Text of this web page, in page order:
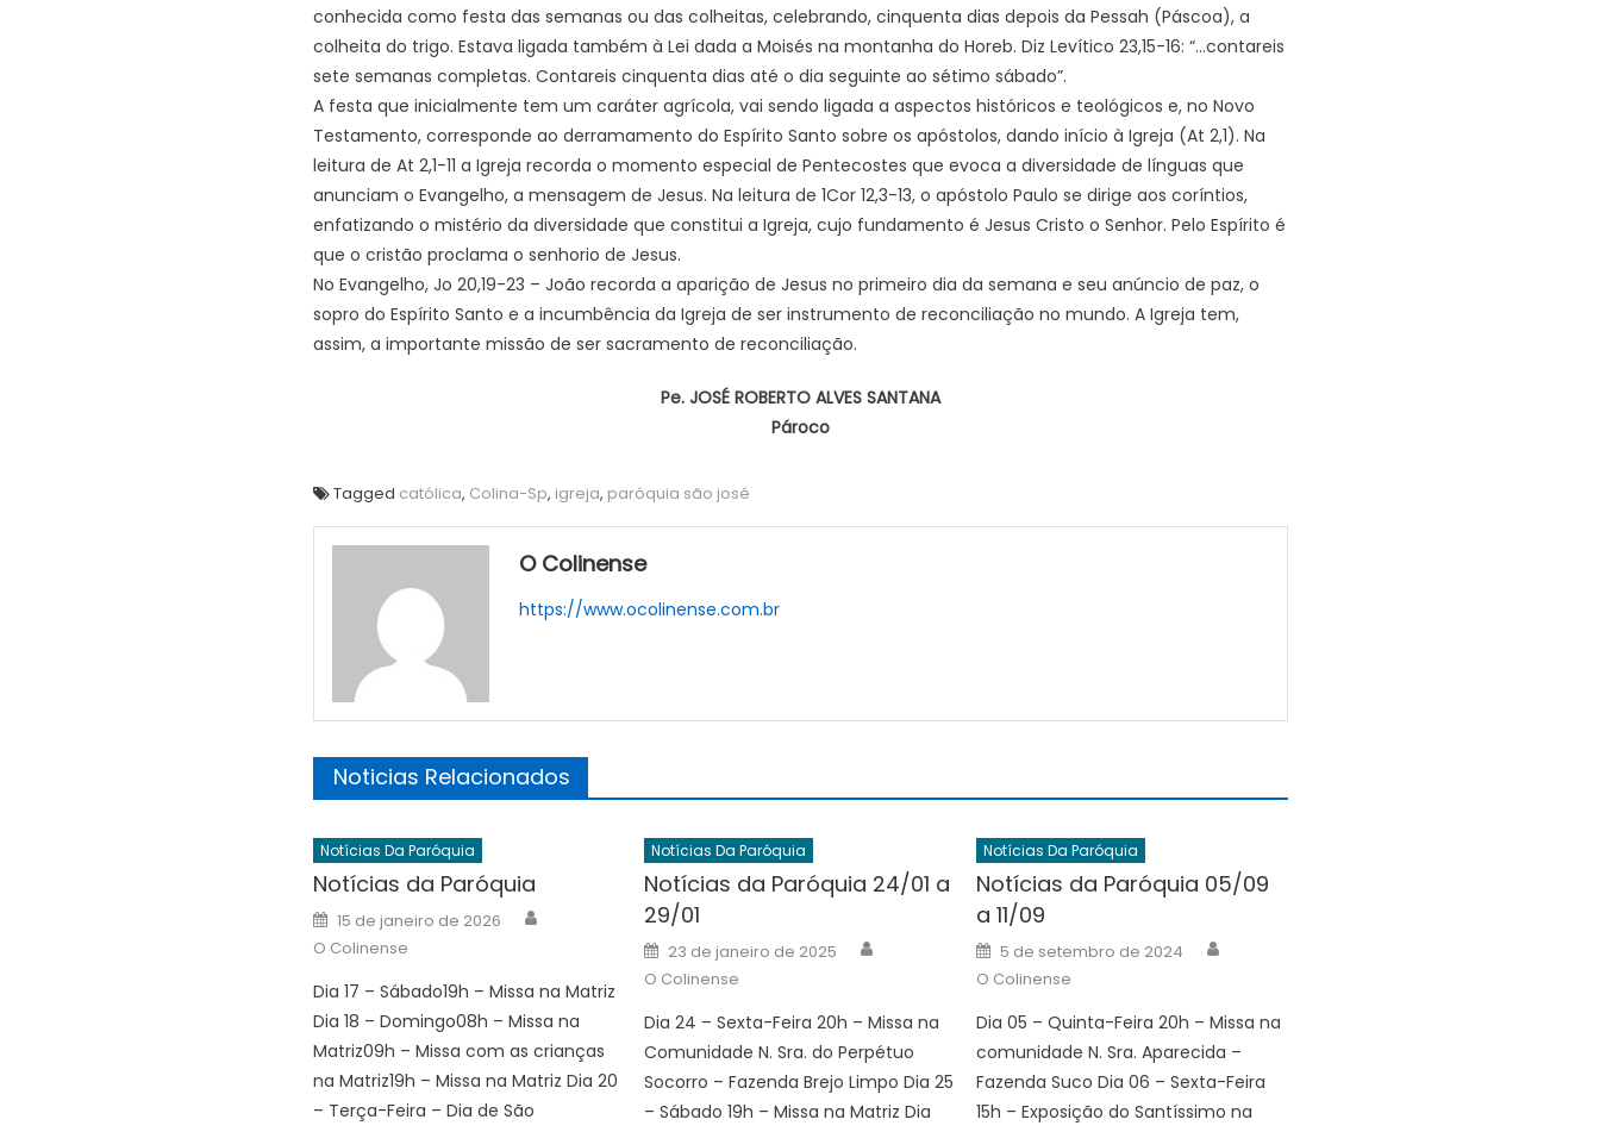
conhecida como festa das semanas ou das colheitas, celebrando, cinquenta dias depois da Pessah (Páscoa), a
colheita do trigo. Estava ligada também à Lei dada a Moisés na montanha do Horeb. Diz Levítico 23,15-16: “…contareis
sete semanas completas. Contareis cinquenta dias até o dia seguinte ao sétimo sábado”.
A festa que inicialmente tem um caráter agrícola, vai sendo ligada a aspectos históricos e teológicos e, no Novo
Testamento, corresponde ao derramamento do Espírito Santo sobre os apóstolos, dando início à Igreja (At 2,1). Na
leitura de At 2,1-11 a Igreja recorda o momento especial de Pentecostes que evoca a diversidade de línguas que
anunciam o Evangelho, a mensagem de Jesus. Na leitura de 1Cor 12,3-13, o apóstolo Paulo se dirige aos coríntios,
enfatizando o mistério da diversidade que constitui a Igreja, cujo fundamento é Jesus Cristo o Senhor. Pelo Espírito é
que o cristão proclama o senhorio de Jesus.
No Evangelho, Jo 20,19-23 – João recorda a aparição de Jesus no primeiro dia da semana e seu anúncio de paz, o
sopro do Espírito Santo e a incumbência da Igreja de ser instrumento de reconciliação no mundo. A Igreja tem,
assim, a importante missão de ser sacramento de reconciliação.
Pe. JOSÉ ROBERTO ALVES SANTANA
Pároco
Tagged católica, Colina-Sp, igreja, paróquia são josé
O Colinense
https://www.ocolinense.com.br
Noticias Relacionados
Notícias Da Paróquia
Notícias da Paróquia
Posted
on
15 de janeiro de 2026
O Colinense
Dia 17 – Sábado19h – Missa na Matriz
Dia 18 – Domingo08h – Missa na
Matriz09h – Missa com as crianças
na Matriz19h – Missa na Matriz Dia 20
– Terça-Feira – Dia de São
Notícias Da Paróquia
Notícias da Paróquia 24/01 a
29/01
Posted
on
23 de janeiro de 2025
O Colinense
Dia 24 – Sexta-Feira 20h – Missa na
Comunidade N. Sra. do Perpétuo
Socorro – Fazenda Brejo Limpo Dia 25
– Sábado 19h – Missa na Matriz Dia
Notícias Da Paróquia
Notícias da Paróquia 05/09
a 11/09
Posted
on
5 de setembro de 2024
O Colinense
Dia 05 – Quinta-Feira 20h – Missa na
comunidade N. Sra. Aparecida –
Fazenda Suco Dia 06 – Sexta-Feira
15h – Exposição do Santíssimo na